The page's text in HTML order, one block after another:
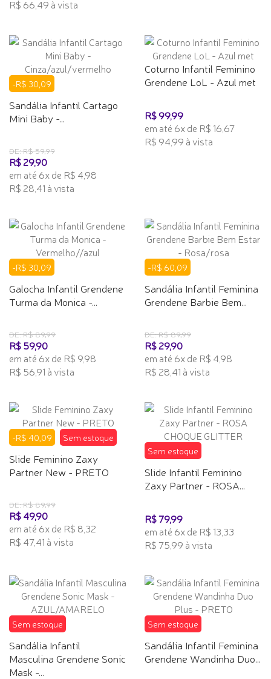
R$ 66,49 à vista
-R$ 30,09
Sandália Infantil Cartago
Mini Baby -...
DE: R$ 59,99
R$ 29,90
em até 6x de R$ 4,98
R$ 28,41 à vista
Coturno Infantil Feminino
Grendene LoL - Azul met
R$ 99,99
em até 6x de R$ 16,67
R$ 94,99 à vista
-R$ 30,09
Galocha Infantil Grendene
Turma da Monica -...
DE: R$ 89,99
R$ 59,90
em até 6x de R$ 9,98
R$ 56,91 à vista
-R$ 60,09
Sandália Infantil Feminina
Grendene Barbie Bem...
DE: R$ 89,99
R$ 29,90
em até 6x de R$ 4,98
R$ 28,41 à vista
-R$ 40,09 Sem estoque
Slide Feminino Zaxy
Partner New - PRETO
DE: R$ 89,99
R$ 49,90
em até 6x de R$ 8,32
R$ 47,41 à vista
Sem estoque
Slide Infantil Feminino
Zaxy Partner - ROSA...
R$ 79,99
em até 6x de R$ 13,33
R$ 75,99 à vista
Sem estoque
Sandália Infantil
Masculina Grendene Sonic
Mask -...
Sem estoque
Sandália Infantil Feminina
Grendene Wandinha Duo...